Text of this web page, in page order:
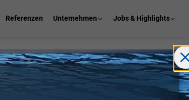
Referenzen Unternehmen Jobs & Highlights